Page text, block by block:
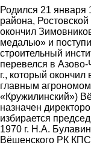
Родился 21 января
района, Ростовской
окончил
медалью» и
строительный
перевелся в Азово-
г., который
главным
«Кружилинский»)
назначен
избирается
1970 г. Н.А.
Вёшенского РК